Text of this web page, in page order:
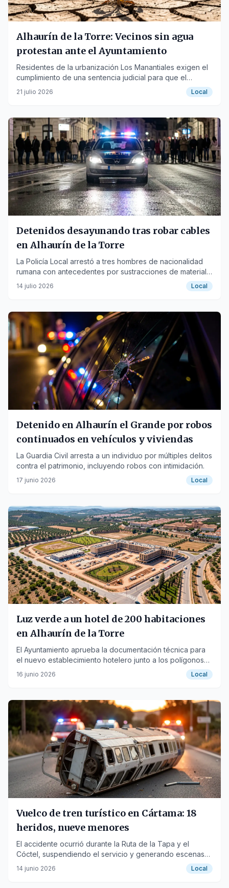
Alhaurín de la Torre: Vecinos sin agua
protestan ante el Ayuntamiento
Residentes de la urbanización Los Manantiales exigen el
cumplimiento de una sentencia judicial para que el
Consistorio asuma la gestión del suministro.
21 julio 2026 Local
Detenidos desayunando tras robar cables
en Alhaurín de la Torre
La Policía Local arrestó a tres hombres de nacionalidad
rumana con antecedentes por sustracciones de material,
tras una noche de robos en urbanizaciones.
14 julio 2026 Local
Detenido en Alhaurín el Grande por robos
continuados en vehículos y viviendas
La Guardia Civil arresta a un individuo por múltiples delitos
contra el patrimonio, incluyendo robos con intimidación.
17 junio 2026 Local
Luz verde a un hotel de 200 habitaciones
en Alhaurín de la Torre
El Ayuntamiento aprueba la documentación técnica para
el nuevo establecimiento hotelero junto a los polígonos
industriales.
16 junio 2026 Local
Vuelco de tren turístico en Cártama: 18
heridos, nueve menores
El accidente ocurrió durante la Ruta de la Tapa y el
Cóctel, suspendiendo el servicio y generando escenas
de pánico entre los pasajeros.
14 junio 2026 Local